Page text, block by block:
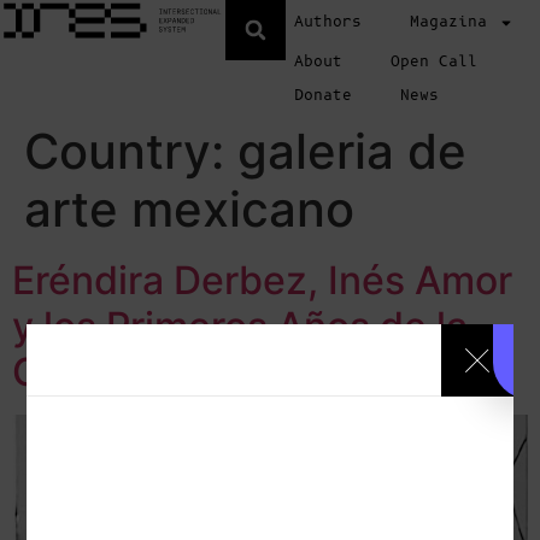
Authors
Magazina
About
Open Call
Donate
News
Country: galeria de
arte mexicano
Eréndira Derbez, Inés Amor
y los Primeros Años de la
Galería de Arte Mexicano.